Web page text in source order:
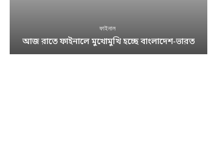
ফাইনাল
আজ রাতে ফাইনালে মুখোমুখি হচ্ছে বাংলাদেশ-ভারত